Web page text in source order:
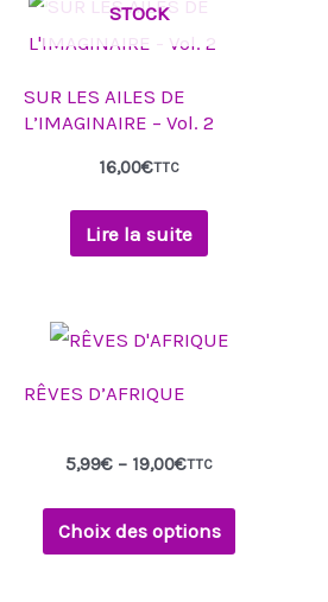
STOCK
SUR LES AILES DE
L’IMAGINAIRE – Vol. 2
16,00€TTC
Lire la suite
RÊVES D’AFRIQUE
5,99€ – 19,00€TTC
Choix des options